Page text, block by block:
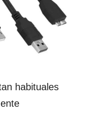
habituales